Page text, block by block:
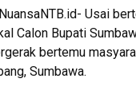
Usai
Calon Bupati
bertemu
Sumbawa.